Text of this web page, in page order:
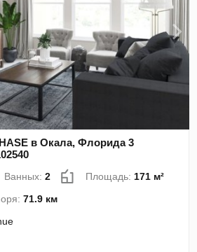
в Окала, Флорида 3
Ванных:2 Площадь:171 м²
71.9 км